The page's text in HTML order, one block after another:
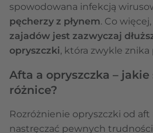
spowodowana infekcją
pęcherzy z płynem. Co więcej,
zajadów jest zazwyczaj
opryszczki, która zwykle
Afta a opryszczka –
różnice?
Rozróżnienie opryszczki od
nastręczać pewnych